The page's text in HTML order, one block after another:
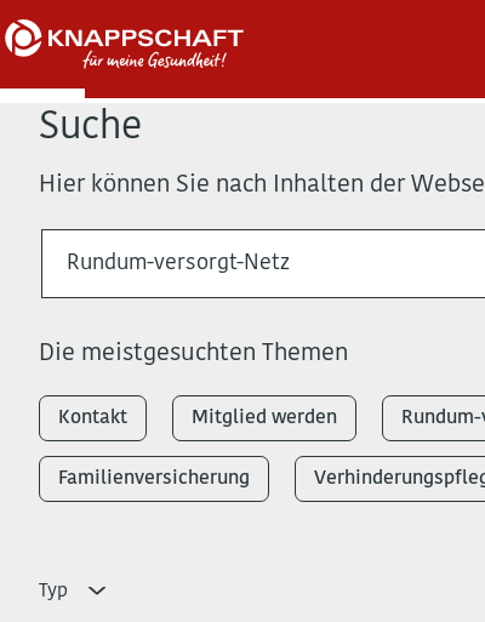
Suche
Hier können Sie nach Inhalten der
Die meistgesuchten Themen
Kontakt Mitglied werden
Familienversicherung
Typ